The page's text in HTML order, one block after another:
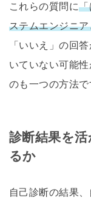
これらの質問に「
ステムエンジニ
「いいえ」の回
いていない可能
のも一つの方法で
診断結果を
るか
自己診断の結果